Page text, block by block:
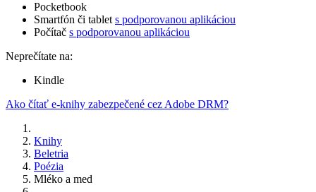
Pocketbook
Smartfón či tablet s podporovanou aplikáciou
Počítač s podporovanou aplikáciou
Neprečítate na:
Kindle
Ako čítať e-knihy zabezpečené cez Adobe DRM?
Knihy
Beletria
Poézia
Mléko a med